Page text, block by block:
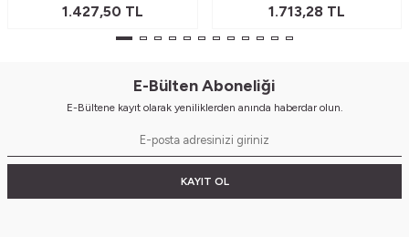
1.427,50TL 1.713,28 TL
E-Bülten Aboneliği
E-Bültene kayıt olarak yeniliklerden anında haberdar olun.
KAYIT OL